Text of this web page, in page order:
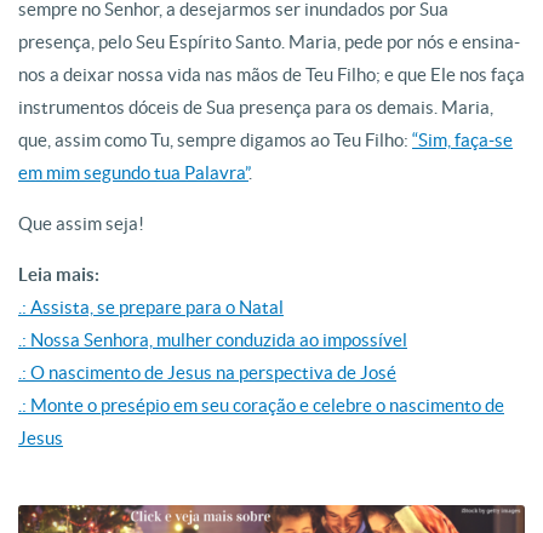
sempre no Senhor, a desejarmos ser inundados por Sua
presença, pelo Seu Espírito Santo. Maria, pede por nós e ensina-
nos a deixar nossa vida nas mãos de Teu Filho; e que Ele nos faça
instrumentos dóceis de Sua presença para os demais. Maria,
que, assim como Tu, sempre digamos ao Teu Filho: “Sim, faça-se
em mim segundo tua Palavra”.
Que assim seja!
Leia mais:
.: Assista, se prepare para o Natal
.: Nossa Senhora, mulher conduzida ao impossível
.: O nascimento de Jesus na perspectiva de José
.: Monte o presépio em seu coração e celebre o nascimento de
Jesus